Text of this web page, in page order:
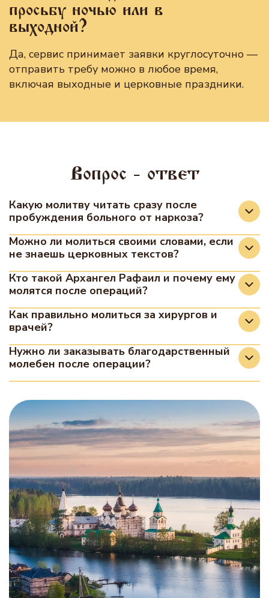
просьбу ночью или в
выходной?
Да, сервис принимает заявки круглосуточно —
отправить требу можно в любое время,
включая выходные и церковные праздники.
Вопрос - ответ
Какую молитву читать сразу после
пробуждения больного от наркоза?
Сразу после пробуждения рекомендуется
кратко поблагодарить Господа словами:
«Слава Тебе, Боже наш, слава Тебе». Также
можно прочитать благодарственный тропарь
или обратиться к Богу своими словами за
успешное завершение операции.
Можно ли молиться своими словами, если
не знаешь церковных текстов?
Да, искренняя молитва своими словами,
идущая от сердца, обязательно будет
услышана. Главное — вера, надежда на
помощь Божию и искренняя благодарность.
Кто такой Архангел Рафаил и почему ему
молятся после операций?
В православной традиции Архангел Рафаил
почитается как целитель недугов и
покровитель врачей. Обращение к нему
помогает в скорейшем заживлении ран и
восстановлении здоровья.
Как правильно молиться за хирургов и
врачей?
Рекомендуется просить у Господа даровать им
мудрость, силы и здравие, поскольку через их
труд действует благодать Божия. В домашних
анестезиолога.
Нужно ли заказывать благодарственный
молебен после операции?
Да, это благочестивая церковная традиция. В
2022 году Священный Синод утвердил
специальные прошения для
благодарственного молебна по случаю
успешного завершения операции, которые
совершаются в храмах.